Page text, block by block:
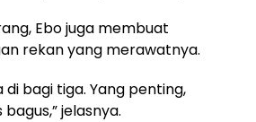
Ebo juga membuat
rekan yang merawatnya.
di bagi tiga. Yang penting,
jelasnya.